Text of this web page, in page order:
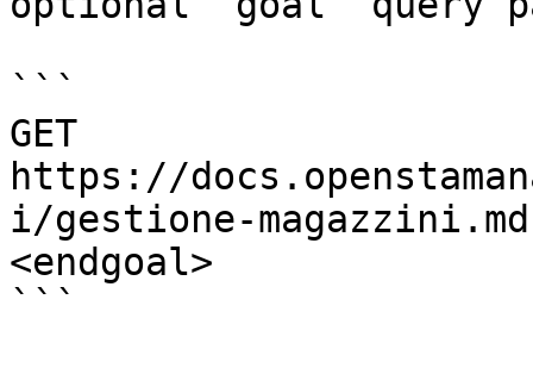
```
GET
https://
i/gestione-
<endgoal>
```